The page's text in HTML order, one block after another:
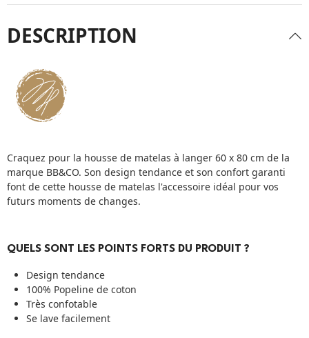
DESCRIPTION
Craquez pour la housse de matelas à langer 60 x 80 cm de la
marque BB&CO. Son design tendance et son confort garanti
font de cette housse de matelas l'accessoire idéal pour vos
futurs moments de changes.
QUELS SONT LES POINTS FORTS DU PRODUIT ?
Design tendance
100% Popeline de coton
Très confotable
Se lave facilement